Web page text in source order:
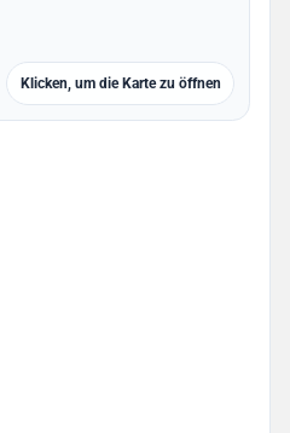
Klicken, um die Karte zu öffnen